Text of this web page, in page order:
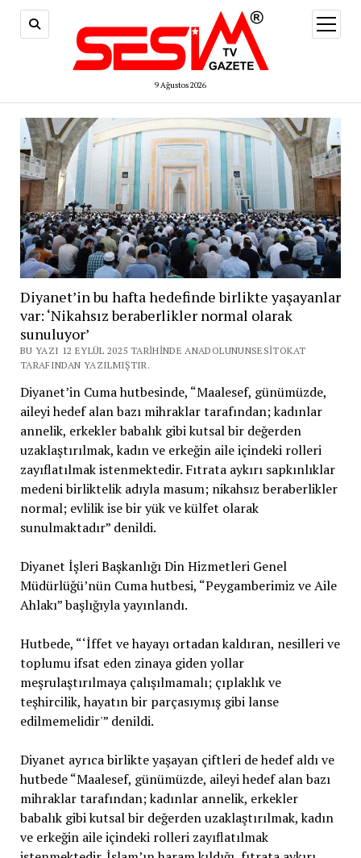
9 Ağustos 2026
aç
Diyanet’in bu hafta hedefinde birlikte yaşayanlar
var: ‘Nikahsız beraberlikler normal olarak
sunuluyor’
BU YAZI 12 EYLÜL 2025 TARIHINDE ANADOLUNUNSESITOKAT
TARAFINDAN YAZILMIŞTIR.
Diyanet’in Cuma hutbesinde, “Maalesef, günümüzde,
aileyi hedef alan bazı mihraklar tarafından; kadınlar
annelik, erkekler babalık gibi kutsal bir değerden
uzaklaştırılmak, kadın ve erkeğin aile içindeki rolleri
zayıflatılmak istenmektedir. Fıtrata aykırı sapkınlıklar
medeni birliktelik adıyla masum; nikahsız beraberlikler
normal; evlilik ise bir yük ve külfet olarak
sunulmaktadır” denildi.
Diyanet İşleri Başkanlığı Din Hizmetleri Genel
Müdürlüğü’nün Cuma hutbesi, “Peygamberimiz ve Aile
Ahlakı” başlığıyla yayınlandı.
Hutbede, “‘İffet ve hayayı ortadan kaldıran, nesilleri ve
toplumu ifsat eden zinaya giden yollar
meşrulaştırılmaya çalışılmamalı; çıplaklık ve
teşhircilik, hayatın bir parçasıymış gibi lanse
edilmemelidir'” denildi.
Diyanet ayrıca birlikte yaşayan çiftleri de hedef aldı ve
hutbede “Maalesef, günümüzde, aileyi hedef alan bazı
mihraklar tarafından; kadınlar annelik, erkekler
babalık gibi kutsal bir değerden uzaklaştırılmak, kadın
ve erkeğin aile içindeki rolleri zayıflatılmak